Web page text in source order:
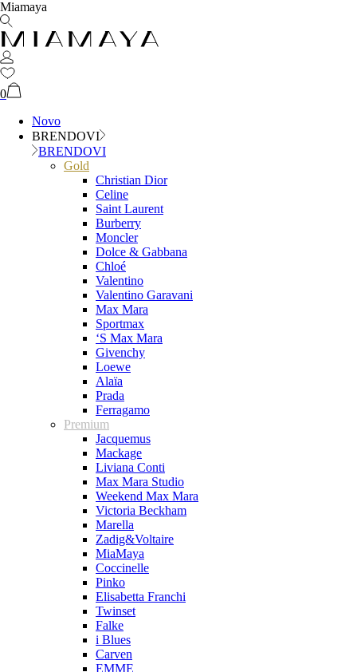
Miamaya
0
Novo
BRENDOVI
BRENDOVI
Gold
Christian Dior
Celine
Saint Laurent
Burberry
Moncler
Dolce & Gabbana
Chloé
Valentino
Valentino Garavani
Max Mara
Sportmax
‘S Max Mara
Givenchy
Loewe
Alaïa
Prada
Ferragamo
Premium
Jacquemus
Mackage
Liviana Conti
Max Mara Studio
Weekend Max Mara
Victoria Beckham
Marella
Zadig&Voltaire
MiaMaya
Coccinelle
Pinko
Elisabetta Franchi
Twinset
Falke
i Blues
Carven
EMME